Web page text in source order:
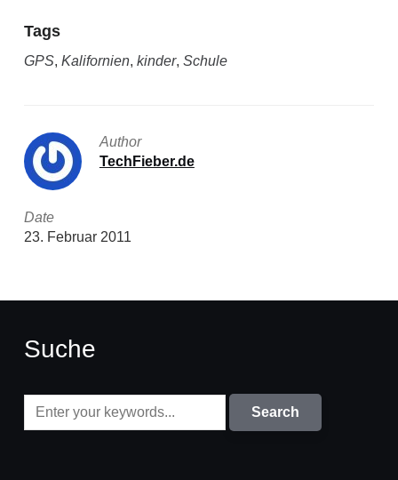
Tags
GPS, Kalifornien, kinder, Schule
Author
TechFieber.de
Date
23. Februar 2011
Suche